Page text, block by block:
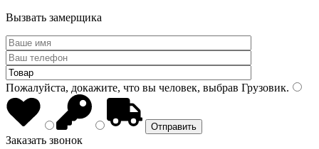
Вызвать замерщика
Пожалуйста, докажите, что вы человек, выбрав Грузовик.
Заказать звонок